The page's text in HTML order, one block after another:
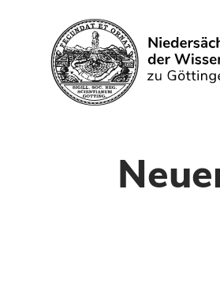
Search